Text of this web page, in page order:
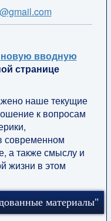
новую вводную
странице
наше текущие
к вопросам
современном
а также смыслу и
жизни в этом
материалы"